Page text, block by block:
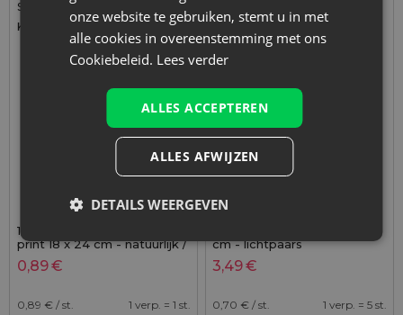
Stof: Katoen, polyester, Linnen
Kleur:
1 stuk Zakje à la linnen met
print 18 x 24 cm - natuurlijk /
vlinder
0,89€
0,89 € / st. 1 verp. = 1 st.
Kleur:
cm - lichtpaars
3,49€
0,70 € / st. 1 verp. = 5 st.
onze website te gebruiken, stemt u in met
alle cookies in overeenstemming met ons
Cookiebeleid. Lees verder
ALLES ACCEPTEREN
ALLES AFWIJZEN
DETAILS WEERGEVEN